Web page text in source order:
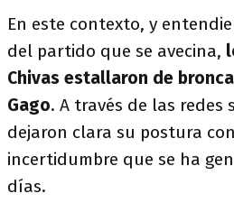
En este contexto, y
del partido que se avecina,
Chivas estallaron de
Gago. A través de las redes
dejaron clara su postura
incertidumbre que se ha
días.